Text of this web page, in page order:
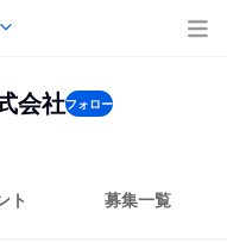
会社フォロー
ト 募集一覧